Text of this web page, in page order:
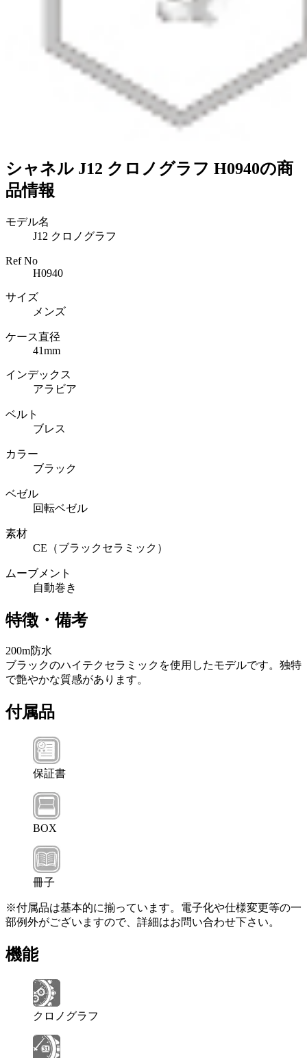
シャネル J12 クロノグラフ H0940の商
品情報
モデル名
J12 クロノグラフ
Ref No
H0940
サイズ
メンズ
ケース直径
41mm
インデックス
アラビア
ベルト
ブレス
カラー
ブラック
ベゼル
回転ベゼル
素材
CE（ブラックセラミック）
ムーブメント
自動巻き
特徴・備考
200m防水
ブラックのハイテクセラミックを使用したモデルです。独特
で艶やかな質感があります。
付属品
保証書
BOX
冊子
※付属品は基本的に揃っています。電子化や仕様変更等の一
部例外がございますので、詳細はお問い合わせ下さい。
機能
クロノグラフ